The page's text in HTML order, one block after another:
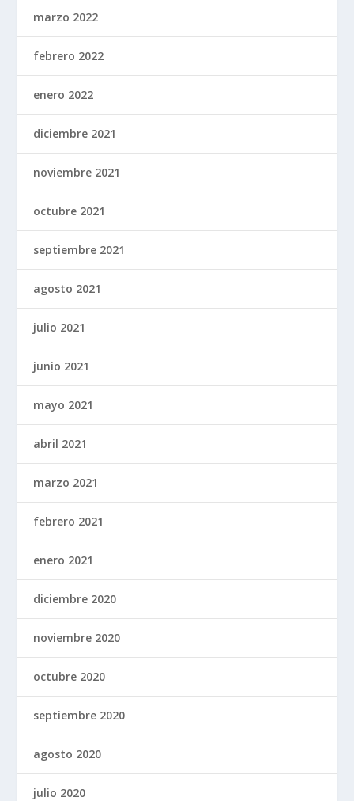
marzo 2022
febrero 2022
enero 2022
diciembre 2021
noviembre 2021
octubre 2021
septiembre 2021
agosto 2021
julio 2021
junio 2021
mayo 2021
abril 2021
marzo 2021
febrero 2021
enero 2021
diciembre 2020
noviembre 2020
octubre 2020
septiembre 2020
agosto 2020
julio 2020